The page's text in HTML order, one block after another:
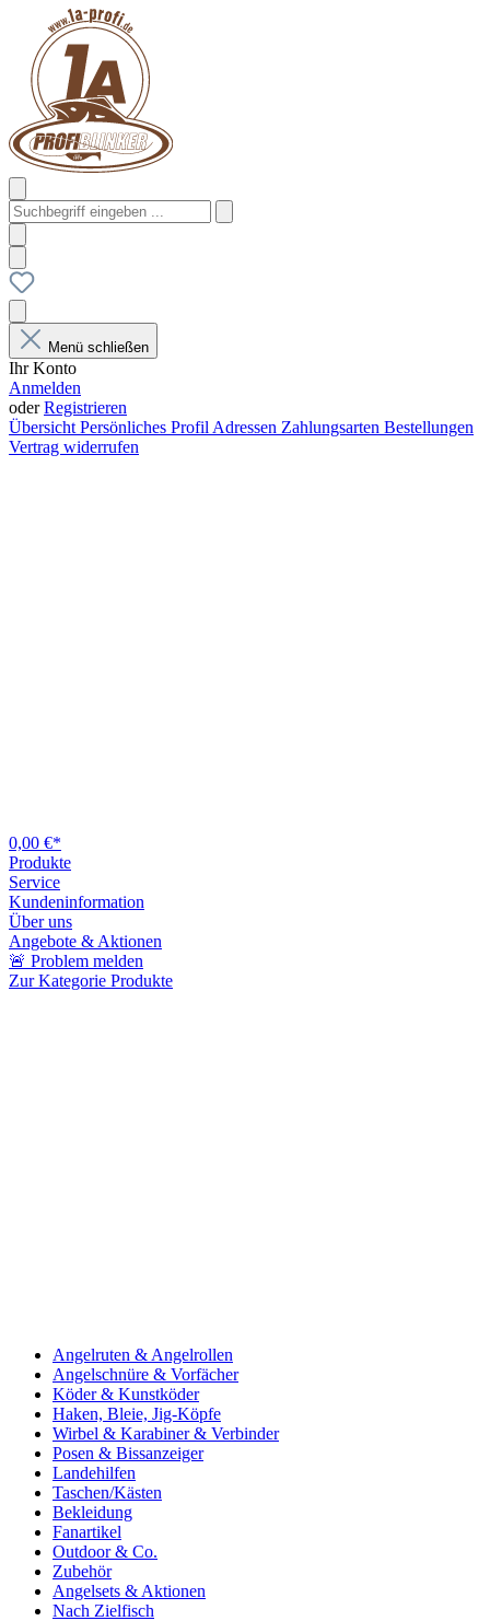
Menü schließen
Ihr Konto
Anmelden
oderRegistrieren
Übersicht Persönliches Profil Adressen Zahlungsarten Bestellungen
Vertrag widerrufen
0,00 €*
Produkte
Service
Kundeninformation
Über uns
Angebote & Aktionen
🚨 Problem melden
Zur Kategorie Produkte
Angelruten & Angelrollen
Angelschnüre & Vorfächer
Köder & Kunstköder
Haken, Bleie, Jig-Köpfe
Wirbel & Karabiner & Verbinder
Posen & Bissanzeiger
Landehilfen
Taschen/Kästen
Bekleidung
Fanartikel
Outdoor & Co.
Zubehör
Angelsets & Aktionen
Nach Zielfisch